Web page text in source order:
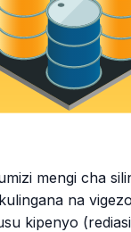
mengi cha
na
kipenyo